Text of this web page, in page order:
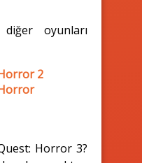
oyunları
2
Horror 3?